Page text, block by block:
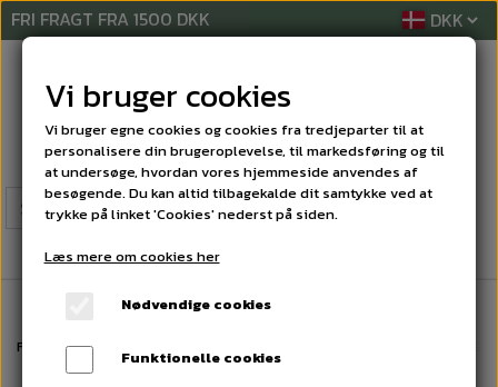
FRI FRAGT FRA 1500 DKK
Forside RENGØRINGSREKVISITTER
Vi bruger cookies
Vi bruger egne cookies og cookies fra tredjeparter til at
personalisere din brugeroplevelse, til markedsføring og til
at undersøge, hvordan vores hjemmeside anvendes af
besøgende. Du kan altid tilbagekalde dit samtykke ved at
trykke på linket 'Cookies' nederst på siden.
Læs mere om cookies her
Nødvendige cookies
Funktionelle cookies